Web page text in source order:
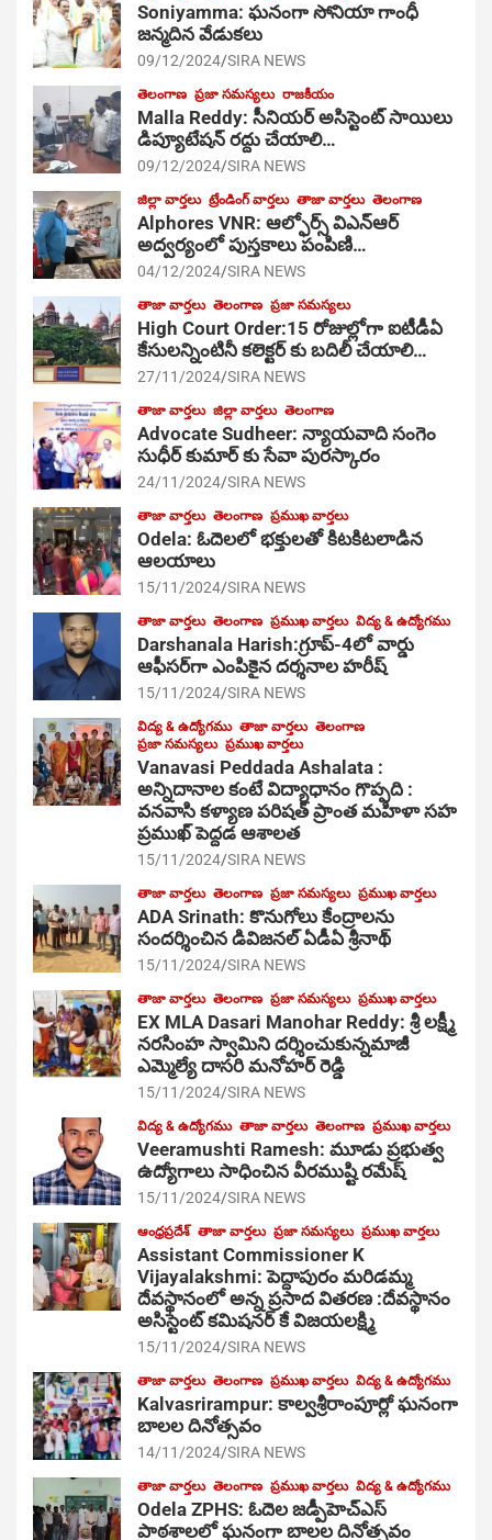
Soniyamma: ఘ‌నంగా సోనియా గాంధీ
జ‌న్మ‌దిన వేడుక‌లు
09/12/2024 SIRA NEWS
తెలంగాణ ప్రజా సమస్యలు రాజకీయం
Malla Reddy: సీనియర్ అసిస్టెంట్ సాయిలు
డిప్యూటేషన్ రద్దు చేయాలి…
09/12/2024 SIRA NEWS
జిల్లా వార్తలు ట్రేండింగ్ వార్తలు తాజా వార్తలు తెలంగాణ
Alphores VNR: ఆల్ఫోర్స్ విఎన్ఆర్
అద్వర్యంలో పుస్తకాలు పంపిణి…
04/12/2024 SIRA NEWS
తాజా వార్తలు తెలంగాణ ప్రజా సమస్యలు
High Court Order:15 రోజుల్లోగా ఐటీడీఏ
కేసులన్నింటినీ కలెక్టర్ కు బదిలీ చేయాలి…
27/11/2024 SIRA NEWS
తాజా వార్తలు జిల్లా వార్తలు తెలంగాణ
Advocate Sudheer: న్యాయవాది సంగెం
సుధీర్ కుమార్ కు సేవా పురస్కారం
24/11/2024 SIRA NEWS
తాజా వార్తలు తెలంగాణ ప్రముఖ వార్తలు
Odela: ఓదెల‌లో భక్తులతో కిటకిటలాడిన
ఆల‌యాలు
15/11/2024 SIRA NEWS
తాజా వార్తలు తెలంగాణ ప్రముఖ వార్తలు విద్య & ఉద్యోగము
Darshanala Harish:గ్రూప్-4లో వార్డు
ఆఫీసర్‌గా ఎంపికైన దర్శనాల హరీష్
15/11/2024 SIRA NEWS
విద్య & ఉద్యోగము తాజా వార్తలు తెలంగాణ
ప్రజా సమస్యలు ప్రముఖ వార్తలు
Vanavasi Peddada Ashalata :
అన్నిదానాల కంటే విద్యాధానం గొప్పది :
వనవాసి కళ్యాణ పరిషత్ ప్రాంత మహిళా సహ
ప్రముఖ్ పెద్దడ ఆశాలత
15/11/2024 SIRA NEWS
తాజా వార్తలు తెలంగాణ ప్రజా సమస్యలు ప్రముఖ వార్తలు
ADA Srinath: కొనుగోలు కేంద్రాల‌ను
సంద‌ర్శించిన డివిజనల్ ఏడీఏ శ్రీనాథ్
15/11/2024 SIRA NEWS
తాజా వార్తలు తెలంగాణ ప్రజా సమస్యలు ప్రముఖ వార్తలు
EX MLA Dasari Manohar Reddy: శ్రీ లక్ష్మీ
నరసింహ స్వామిని దర్శించుకున్నమాజీ
ఎమ్మెల్యే దాసరి మనోహర్ రెడ్డి
15/11/2024 SIRA NEWS
విద్య & ఉద్యోగము తాజా వార్తలు తెలంగాణ ప్రముఖ వార్తలు
Veeramushti Ramesh: మూడు ప్రభుత్వ
ఉద్యోగాలు సాధించిన వీరముష్టి రమేష్
15/11/2024 SIRA NEWS
ఆంధ్రప్రదేశ్ తాజా వార్తలు ప్రజా సమస్యలు ప్రముఖ వార్తలు
Assistant Commissioner K
Vijayalakshmi: పెద్దాపురం మరిడమ్మ
దేవస్థానంలో అన్న ప్రసాద వితరణ :దేవస్థానం
అసిస్టెంట్ కమిషనర్ కే విజయలక్ష్మి
15/11/2024 SIRA NEWS
తాజా వార్తలు తెలంగాణ ప్రముఖ వార్తలు విద్య & ఉద్యోగము
Kalvasrirampur: కాల్వశ్రీరాంపూర్లో ఘనంగా
బాలల దినోత్సవం
14/11/2024 SIRA NEWS
తాజా వార్తలు తెలంగాణ ప్రముఖ వార్తలు విద్య & ఉద్యోగము
Odela ZPHS: ఓదెల జ‌డ్పీహెచ్ఎస్
పాఠ‌శాల‌లో ఘనంగా బాలల దినోత్సవం